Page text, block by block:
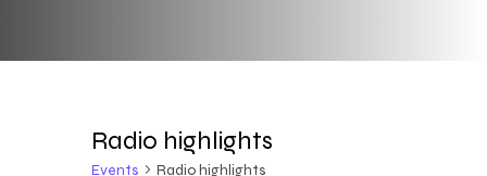
Radio highlights
Events Radio highlights